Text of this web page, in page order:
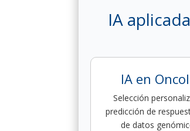
IA
IA en
Selección
predicción de
de datos